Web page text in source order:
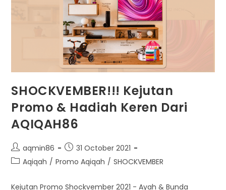
SHOCKVEMBER!!! Kejutan
Promo & Hadiah Keren Dari
AQIQAH86
Post
author:
aqmin86
Post
published:
31 October 2021
PostAqiqah / Promo Aqiqah / SHOCKVEMBER
Kejutan Promo Shockvember 2021 - Ayah & Bunda